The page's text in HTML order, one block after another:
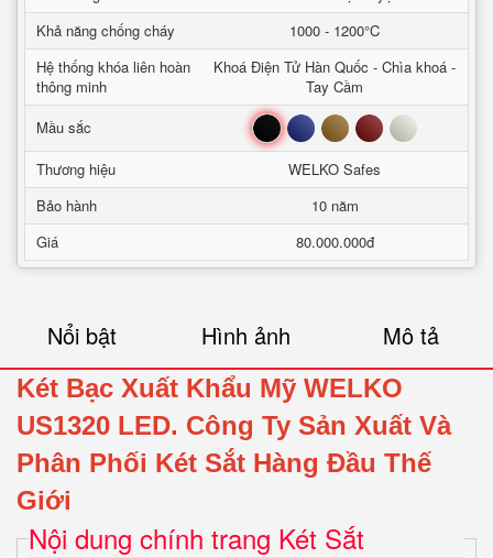
Khả năng chống cháy
1000 - 1200°C
Hệ thống khóa liên hoàn
thông minh
Khoá Điện Tử Hàn Quốc - Chìa khoá -
Tay Cầm
Mầu sắc
Đen Xanh Nâu Đỏ Trắng
Thương hiệu
WELKO Safes
Bảo hành
10 năm
Giá
80.000.000đ
Nổi bật Hình ảnh Mô tả
Két Bạc Xuất Khẩu Mỹ WELKO
US1320 LED. Công Ty Sản Xuất Và
Phân Phối Két Sắt Hàng Đầu Thế
Giới
Nội dung chính trang Két Sắt